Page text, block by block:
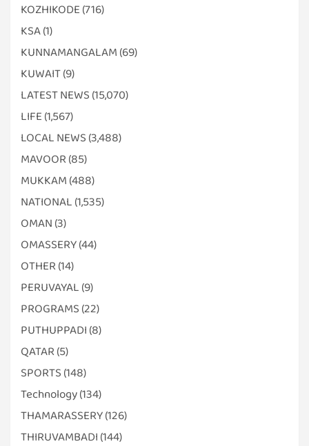
KOZHIKODE (716)
KSA(1)
KUNNAMANGALAM (69)
KUWAIT(9)
LATEST NEWS (15,070)
LIFE (1,567)
LOCAL NEWS (3,488)
MAVOOR (85)
MUKKAM (488)
NATIONAL (1,535)
OMAN (3)
OMASSERY(44)
OTHER (14)
PERUVAYAL (9)
PROGRAMS (22)
PUTHUPPADI (8)
QATAR (5)
SPORTS (148)
Technology(134)
THAMARASSERY(126)
THIRUVAMBADI (144)